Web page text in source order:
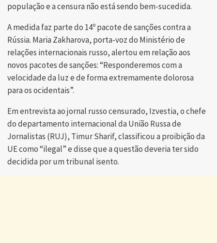
população e a censura não está sendo bem-sucedida.
A medida faz parte do 14º pacote de sanções contra a
Rússia. Maria Zakharova, porta-voz do Ministério de
relações internacionais russo, alertou em relação aos
novos pacotes de sanções: “Responderemos com a
velocidade da luz e de forma extremamente dolorosa
para os ocidentais”.
Em entrevista ao jornal russo censurado, Izvestia, o chefe
do departamento internacional da União Russa de
Jornalistas (RUJ), Timur Sharif, classificou a proibição da
UE como “ilegal” e disse que a questão deveria ter sido
decidida por um tribunal isento.